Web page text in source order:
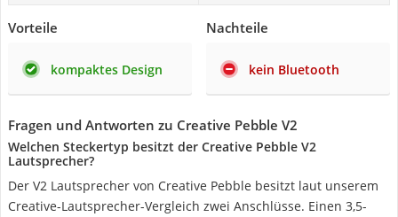
Vorteile
kompaktes Design
Nachteile
kein Bluetooth
Fragen und Antworten zu Creative Pebble V2
Welchen Steckertyp besitzt der Creative Pebble V2
Lautsprecher?
Der V2 Lautsprecher von Creative Pebble besitzt laut unserem
Creative-Lautsprecher-Vergleich zwei Anschlüsse. Einen 3,5-